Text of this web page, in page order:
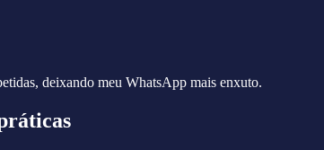
deixando meu WhatsApp mais enxuto.